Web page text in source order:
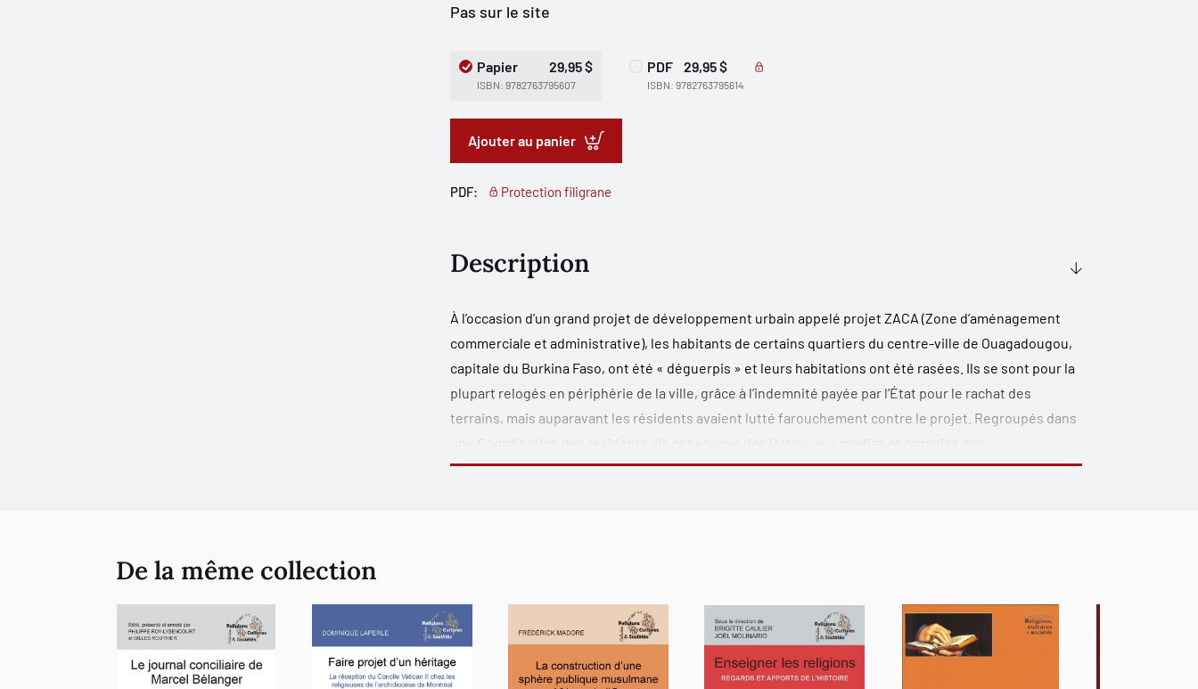
Pas sur le site
Papier 29,95 $
ISBN: 9782763795607
PDF 29,95 $
ISBN: 9782763795614
Ajouter au panier
PDF: Protection filigrane
Description
À l’occasion d’un grand projet de développement urbain appelé projet ZACA (Zone d’aménagement
commerciale et administrative), les habitants de certains quartiers du centre-ville de Ouagadougou,
capitale du Burkina Faso, ont été « déguerpis » et leurs habitations ont été rasées. Ils se sont pour la
plupart relogés en périphérie de la ville, grâce à l’indemnité payée par l’État pour le rachat des
terrains, mais auparavant les résidents avaient lutté farouchement contre le projet. Regroupés dans
une Coordination des résidents, ils ont envoyé des lettres aux médias et organisé des
manifestations, parfois violentes. L’ampleur du mouvement d’opposition a surpris, mais plus
l’État et appelle une étude plus approfondie.
Cette apparente irruption de l’islam dans le champ social de Ouagadougou invite donc à revoir
l’histoire de l’islam burkinabè sous l’angle de son implantation dans le milieu urbain en rapide
De la même collection